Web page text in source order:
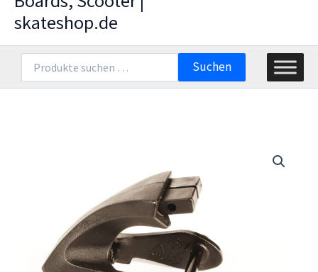
skateshop.de
nach:
Suchen